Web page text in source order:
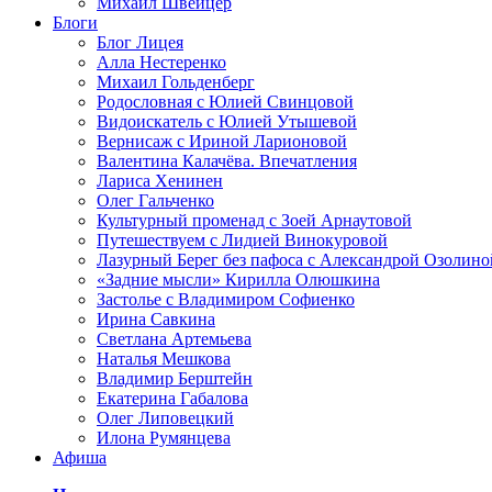
Блоги
Блог Лицея
Алла Нестеренко
Михаил Гольденберг
Родословная с Юлией Свинцовой
Видоискатель с Юлией Утышевой
Вернисаж с Ириной Ларионовой
Валентина Калачёва. Впечатления
Лариса Хенинен
Олег Гальченко
Культурный променад с Зоей Арнаутовой
Путешествуем с Лидией Винокуровой
Лазурный Берег без пафоса с Александрой
«Задние мысли» Кирилла Олюшкина
Застолье с Владимиром Софиенко
Ирина Савкина
Светлана Артемьева
Наталья Мешкова
Владимир Берштейн
Екатерина Габалова
Олег Липовецкий
Илона Румянцева
Афиша